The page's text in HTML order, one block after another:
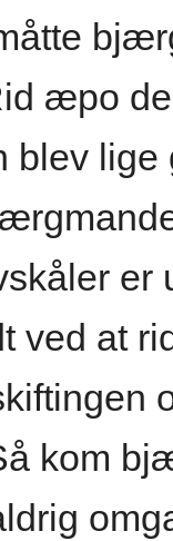
æpo
blev lige
er
ved at
kom